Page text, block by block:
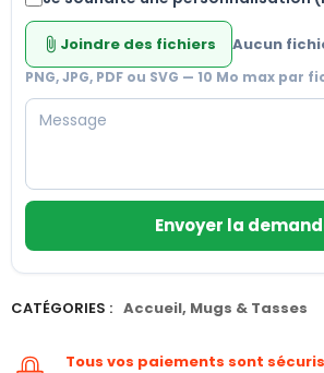
attach_file Joindre des fichiers Aucun
PNG, JPG, PDF ou SVG — 10 Mo max par
Envoyer la
CATÉGORIES : Accueil, Mugs & Tasses
Tous vos paiements sont